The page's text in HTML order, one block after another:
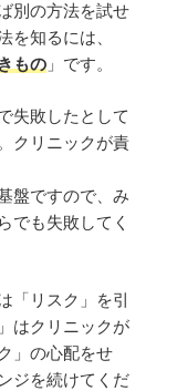
別の方法を試せ
を知るには、
もの 」です。
失敗したとして
クリニックが責
盤ですので、み
でも失敗してく
「リスク」を引
はクリニックが
」の心配をせ
ジを続けてくだ